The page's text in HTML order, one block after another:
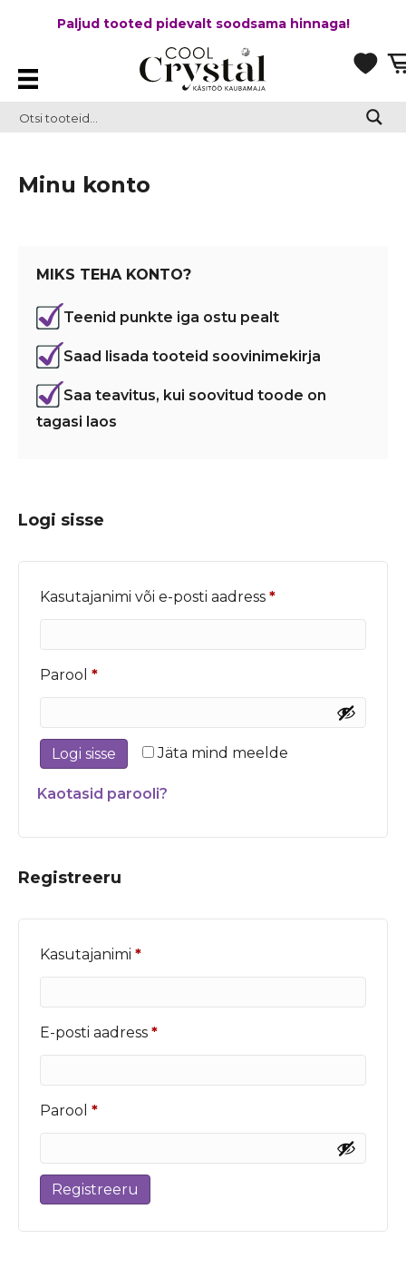
Paljud tooted pidevalt soodsama hinnaga!
Minu konto
MIKS TEHA KONTO?
Teenid punkte iga ostu pealt
Saad lisada tooteid soovinimekirja
Saa teavitus, kui soovitud toode on
tagasi laos
Logi sisse
Kasutajanimi või e-posti aadress *Nõutud
Parool *Nõutud
Jäta mind meelde
Logi sisse
Kaotasid parooli?
Registreeru
Kasutajanimi *Nõutud
E-posti aadress *Nõutud
Parool *Nõutud
Registreeru